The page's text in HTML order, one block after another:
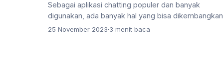
Sebagai aplikasi chatting populer dan banyak
digunakan, ada banyak hal yang bisa dikembangkan
dari WhatsApp. Salah satunya dengan …
25 November 2023 3 menit baca